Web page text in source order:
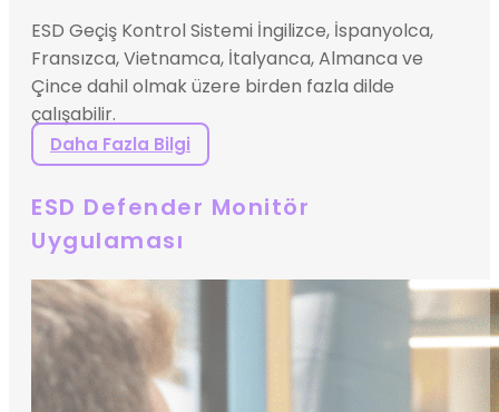
ESD Geçiş Kontrol Sistemi İngilizce, İspanyolca,
Fransızca, Vietnamca, İtalyanca, Almanca ve
Çince dahil olmak üzere birden fazla dilde
çalışabilir.
Daha Fazla Bilgi
ESD Defender Monitör
Uygulaması